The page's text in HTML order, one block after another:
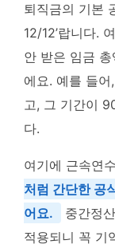
퇴직금의 기본
12/12’랍니다.
안 받은 임금
에요. 예를 들
고, 그 기간이
다.
여기에 근속연
처럼 간단한 공
어요.
중간정
적용되니 꼭 기